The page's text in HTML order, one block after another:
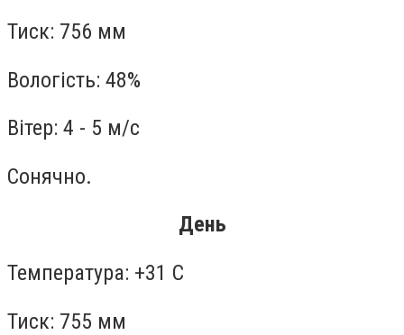
Тиск: 756 мм
Вологість: 48%
Вітер: 4 - 5 м/с
Сонячно.
День
Температура: +31 С
Тиск: 755 мм